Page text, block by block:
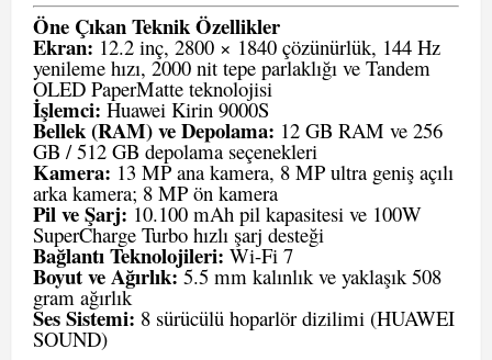
Öne Çıkan Teknik Özellikler
Ekran: 12.2 inç, 2800 × 1840 çözünürlük, 144 Hz
yenileme hızı, 2000 nit tepe parlaklığı ve Tandem
OLED PaperMatte teknolojisi
İşlemci: Huawei Kirin 9000S
Bellek (RAM) ve Depolama: 12 GB RAM ve 256
GB / 512 GB depolama seçenekleri
Kamera: 13 MP ana kamera, 8 MP ultra geniş açılı
arka kamera; 8 MP ön kamera
Pil ve Şarj: 10.100 mAh pil kapasitesi ve 100W
SuperCharge Turbo hızlı şarj desteği
Bağlantı Teknolojileri: Wi-Fi 7
Boyut ve Ağırlık:5.5 mm kalınlık ve yaklaşık 508
gram ağırlık
Ses Sistemi: 8 sürücülü hoparlör dizilimi (HUAWEI
SOUND)